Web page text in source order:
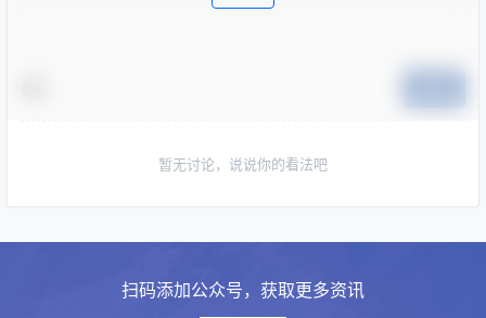
暂无讨论，说说你的看法吧
扫码添加公众号，获取更多资讯